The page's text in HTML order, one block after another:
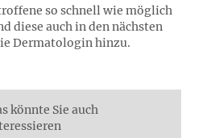
so schnell wie möglich
diese auch in den nächsten
Dermatologin hinzu.
könnte Sie auch